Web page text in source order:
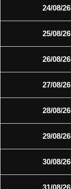
24/08/26
25/08/26
26/08/26
27/08/26
28/08/26
29/08/26
30/08/26
31/08/26